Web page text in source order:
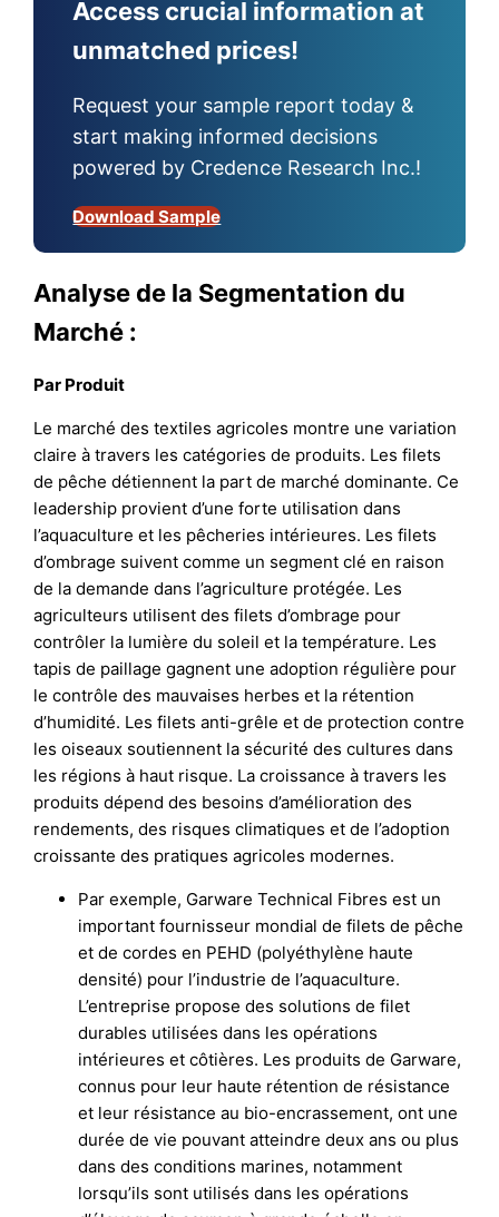
Access crucial information at
unmatched prices!
Request your sample report today &
start making informed decisions
powered by Credence Research Inc.!
Download Sample
Analyse de la Segmentation du
Marché :
Par Produit
Le marché des textiles agricoles montre une variation
claire à travers les catégories de produits. Les filets
de pêche détiennent la part de marché dominante. Ce
leadership provient d’une forte utilisation dans
l’aquaculture et les pêcheries intérieures. Les filets
d’ombrage suivent comme un segment clé en raison
de la demande dans l’agriculture protégée. Les
agriculteurs utilisent des filets d’ombrage pour
contrôler la lumière du soleil et la température. Les
tapis de paillage gagnent une adoption régulière pour
le contrôle des mauvaises herbes et la rétention
d’humidité. Les filets anti-grêle et de protection contre
les oiseaux soutiennent la sécurité des cultures dans
les régions à haut risque. La croissance à travers les
produits dépend des besoins d’amélioration des
rendements, des risques climatiques et de l’adoption
croissante des pratiques agricoles modernes.
Par exemple, Garware Technical Fibres est un
important fournisseur mondial de filets de pêche
et de cordes en PEHD (polyéthylène haute
densité) pour l’industrie de l’aquaculture.
L’entreprise propose des solutions de filet
durables utilisées dans les opérations
intérieures et côtières. Les produits de Garware,
connus pour leur haute rétention de résistance
et leur résistance au bio-encrassement, ont une
durée de vie pouvant atteindre deux ans ou plus
dans des conditions marines, notamment
lorsqu’ils sont utilisés dans les opérations